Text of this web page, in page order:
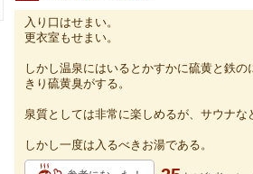
入り口はせまい。
更衣室もせまい。
しかし温泉にはいるとかすかに硫黄と鉄
きり硫黄臭がする。
泉質としては非常に楽しめるが、サウナな
しかし一度は入るべきお湯である。